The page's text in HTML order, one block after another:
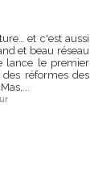
et c'est aussi
et beau réseau
lance le premier
réformes des